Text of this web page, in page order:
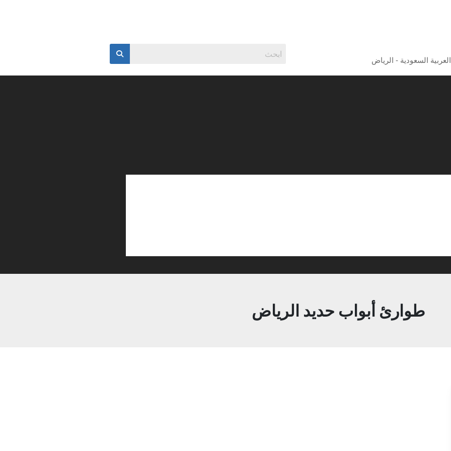
السعودية - الرياض
طوارئ أبواب حديد الرياض